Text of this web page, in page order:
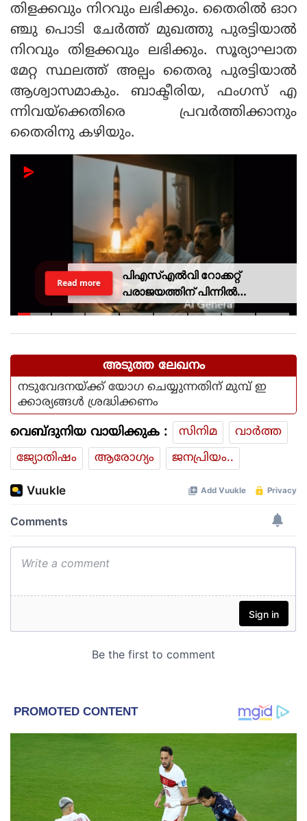
തിളക്കവും നിറവും ലഭിക്കും. തൈരില്‍ ഓറ
ഞ്ചു പൊടി ചേര്‍ത്ത് മുഖത്തു പുരട്ടിയാല്‍
നിറവും തിളക്കവും ലഭിക്കും. സൂര്യാഘാത
മേറ്റ സ്ഥലത്ത് അല്പം തൈരു പുരട്ടിയാല്‍
ആശ്വാസമാകും. ബാക്ടീരിയ, ഫംഗസ് എ
ന്നിവയ്ക്കെതിരെ പ്രവര്‍ത്തിക്കാനും
തൈരിനു കഴിയും.
പിഎസ്എല്‍വി റോക്കറ്റ്
പരാജയത്തിന് പിന്നില്‍
ഐഎസ്ആര്‍ഒയിലെ ഉന്നത
Read more
അടുത്ത ലേഖനം
നടുവേദനയ്ക്ക് യോഗ ചെയ്യുന്നതിന് മുമ്പ് ഇ
ക്കാര്യങ്ങള്‍ ശ്രദ്ധിക്കണം
വെബ്ദുനിയ വായിക്കുക : സിനിമ
വാര്‍ത്ത
ജ്യോതിഷം
ആരോഗ്യം ജനപ്രിയം..